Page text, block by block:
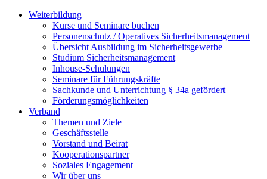
Weiterbildung
Kurse und Seminare buchen
Personenschutz / Operatives Sicherheitsmanagement
Übersicht Ausbildung im Sicherheitsgewerbe
Studium Sicherheitsmanagement
Inhouse-Schulungen
Seminare für Führungskräfte
Sachkunde und Unterrichtung § 34a gefördert
Förderungsmöglichkeiten
Verband
Themen und Ziele
Geschäftsstelle
Vorstand und Beirat
Kooperationspartner
Soziales Engagement
Wir über uns